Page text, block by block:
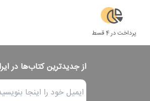
پرداخت در 4 قسط
از جدیدترین کتاب‌ها در